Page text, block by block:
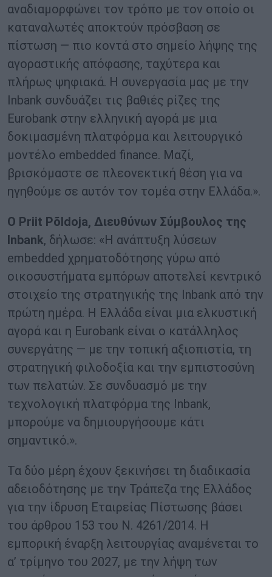
αναδιαμορφώνει τον τρόπο με τον οποίο οι
καταναλωτές αποκτούν πρόσβαση σε
πίστωση — πιο κοντά στο σημείο λήψης της
αγοραστικής απόφασης, ταχύτερα και
πλήρως ψηφιακά. Η συνεργασία μας με την
Inbank συνδυάζει τις βαθιές ρίζες της
Eurobank στην ελληνική αγορά με μια
δοκιμασμένη πλατφόρμα και λειτουργικό
μοντέλο embedded finance. Μαζί,
βρισκόμαστε σε πλεονεκτική θέση για να
ηγηθούμε σε αυτόν τον τομέα στην Ελλάδα.».
Ο Priit Põldoja, Διευθύνων Σύμβουλος της
Inbank, δήλωσε: «Η ανάπτυξη λύσεων
embedded χρηματοδότησης γύρω από
οικοσυστήματα εμπόρων αποτελεί κεντρικό
στοιχείο της στρατηγικής της Inbank από την
πρώτη ημέρα. Η Ελλάδα είναι μια ελκυστική
αγορά και η Eurobank είναι ο κατάλληλος
συνεργάτης — με την τοπική αξιοπιστία, τη
στρατηγική φιλοδοξία και την εμπιστοσύνη
των πελατών. Σε συνδυασμό με την
τεχνολογική πλατφόρμα της Inbank,
μπορούμε να δημιουργήσουμε κάτι
σημαντικό.».
Τα δύο μέρη έχουν ξεκινήσει τη διαδικασία
αδειοδότησης με την Τράπεζα της Ελλάδος
για την ίδρυση Εταιρείας Πίστωσης βάσει
του άρθρου 153 του Ν. 4261/2014. Η
εμπορική έναρξη λειτουργίας αναμένεται το
α’ τρίμηνο του 2027, με την λήψη των